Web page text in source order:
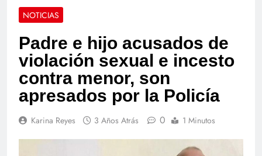
NOTICIAS
Padre e hijo acusados de
violación sexual e incesto
contra menor, son
apresados por la Policía
Karina Reyes 3 Años Atrás 0 1 Minutos